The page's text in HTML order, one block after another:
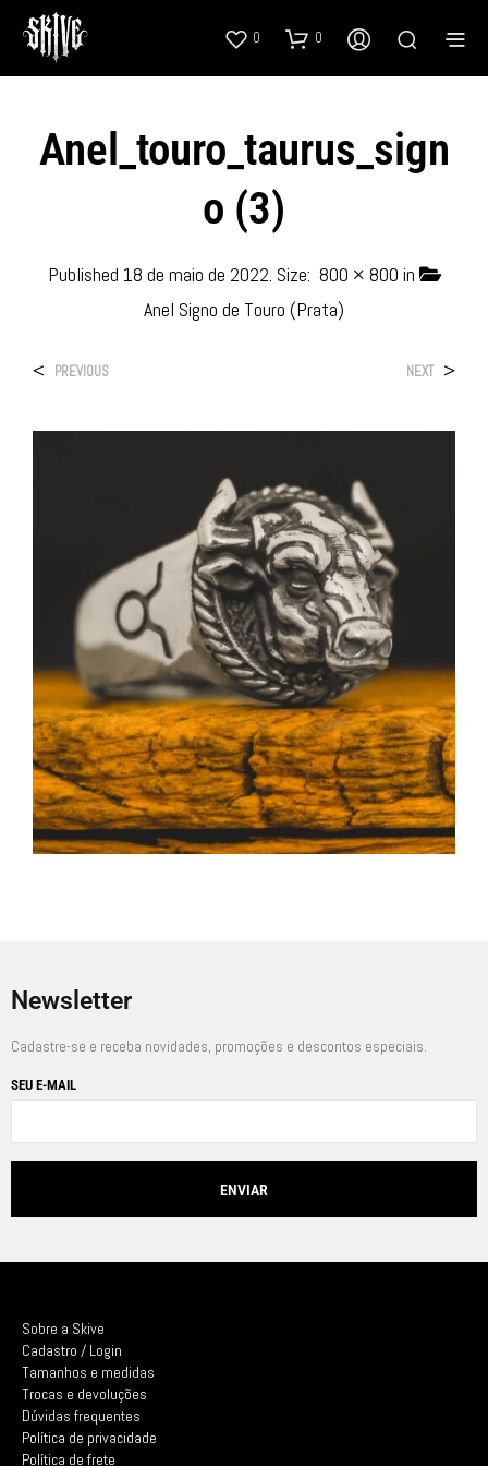
0 0
Anel_touro_taurus_sign
O (3)
Published 18 de maio de 2022. Size: 800 × 800 in
Anel Signo de Touro (Prata)
< PREVIOUS NEXT >
Newsletter
Cadastre-se e receba novidades, promoções e descontos especiais.
SEU E-MAIL
Sobre a Skive
Cadastro / Login
Tamanhos e medidas
Trocas e devoluções
Dúvidas frequentes
Política de privacidade
Política de frete